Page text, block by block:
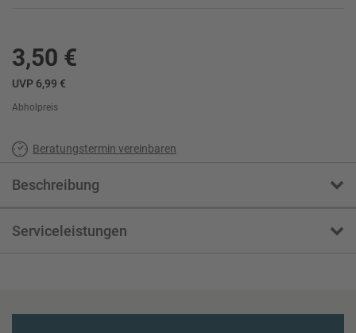
3,50 €
UVP 6,99 €
Abholpreis
Beratungstermin vereinbaren
Beschreibung
Serviceleistungen